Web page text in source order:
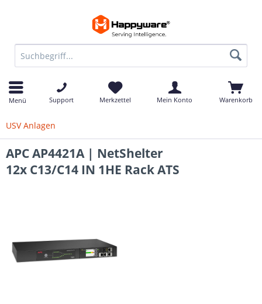
Menü Support Merkzettel Mein Konto Warenkorb
USV Anlagen
APC AP4421A | NetShelter
12x C13/C14 IN 1HE Rack ATS